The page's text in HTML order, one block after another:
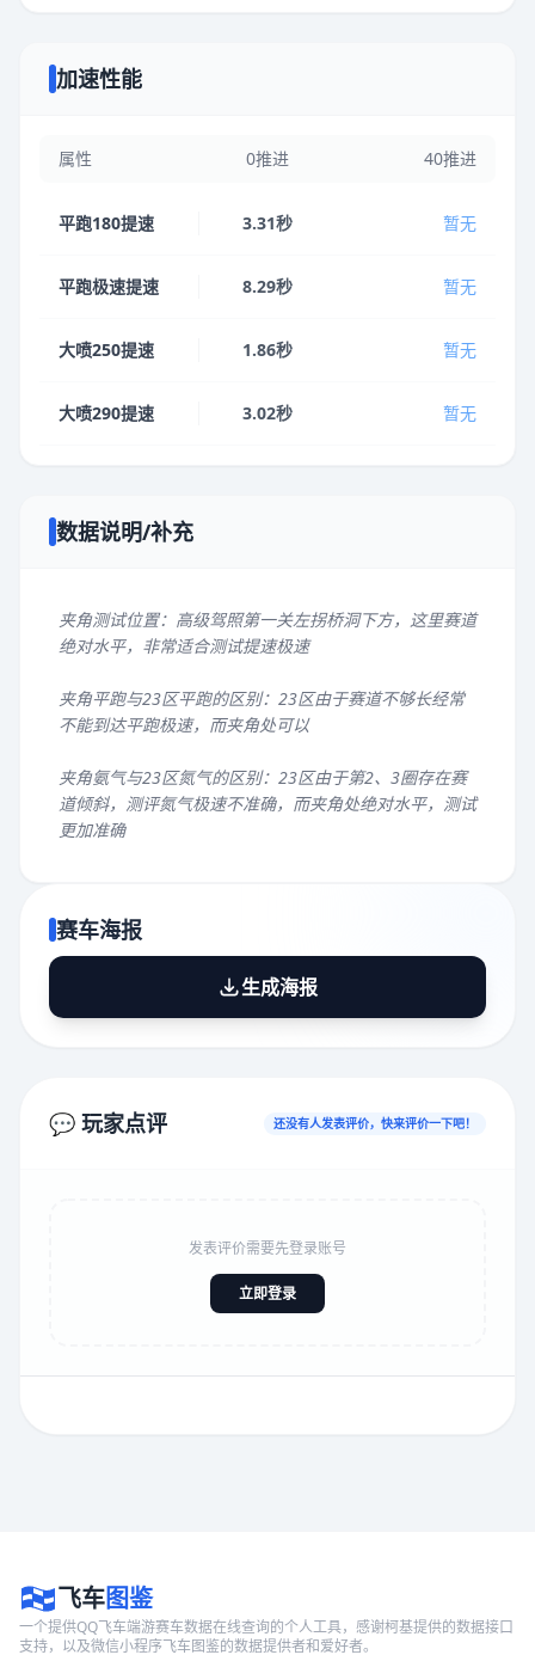
加速性能
属性 0推进 40推进
平跑180提速 3.31秒 暂无
平跑极速提速 8.29秒 暂无
大喷250提速 1.86秒 暂无
大喷290提速 3.02秒 暂无
数据说明/补充
夹角测试位置：高级驾照第一关左拐桥洞下方，这里赛道
绝对水平，非常适合测试提速极速
夹角平跑与23区平跑的区别：23区由于赛道不够长经常
不能到达平跑极速，而夹角处可以
夹角氨气与23区氮气的区别：23区由于第2、3圈存在赛
道倾斜，测评氮气极速不准确，而夹角处绝对水平，测试
更加准确
赛车海报
生成海报
💬 玩家点评 还没有人发表评价，快来评价一下吧！
发表评价需要先登录账号
立即登录
飞车图鉴
一个提供QQ飞车端游赛车数据在线查询的个人工具，感谢柯基提供的数据接口
支持，以及微信小程序飞车图鉴的数据提供者和爱好者。